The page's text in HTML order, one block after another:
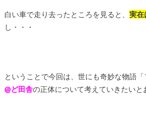
白い車で走り去ったところを見ると、 実在
し・・・
ということで今回は、世にも奇妙な物語「
@ど田舎の正体について考えていきたいと